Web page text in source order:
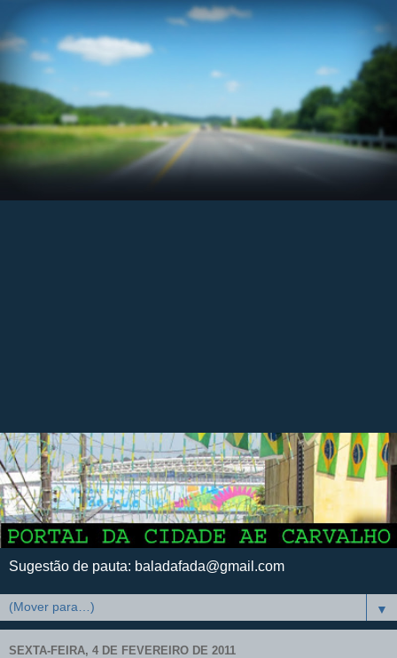
Sugestão de pauta: baladafada@gmail.com
▼
SEXTA-FEIRA, 4 DE FEVEREIRO DE 2011